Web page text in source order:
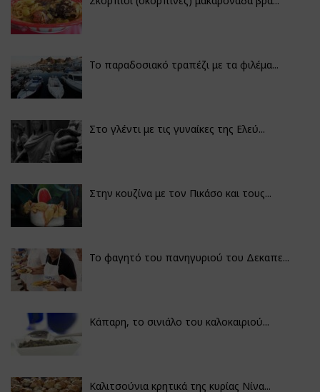
Το παραδοσιακό τραπέζι με τα φιλέμα...
Στο γλέντι με τις γυναίκες της Ελεύ...
Στην κουζίνα με τον Πικάσο και τους...
Το φαγητό του πανηγυριού του Δεκαπε...
Κάπαρη, το σινιάλο του καλοκαιριού...
Καλιτσούνια κρητικά της κυρίας Νίνα...